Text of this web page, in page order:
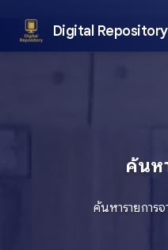
Digital Repository
ค้นห
ค้นหารายการ